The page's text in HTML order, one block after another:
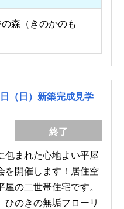
森（きのかのも
（日）新築完成見学
終了
包まれた心地よい平屋
を開催します！居住空
の二世帯住宅です。
ひのきの無垢フローリ